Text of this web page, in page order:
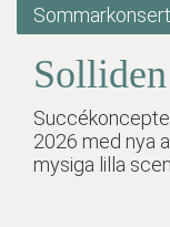
2026 med nya
mysiga lilla